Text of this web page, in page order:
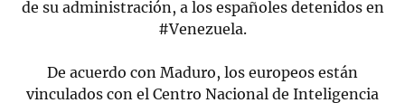
de su administración, a los españoles detenidos en
#Venezuela.
De acuerdo con Maduro, los europeos están
vinculados con el Centro Nacional de Inteligencia